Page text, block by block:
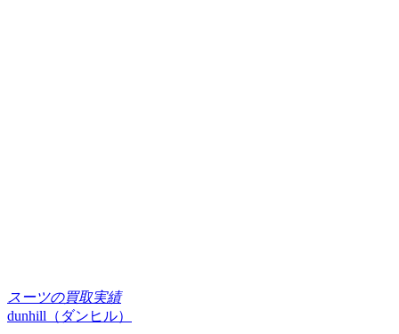
スーツの買取実績
dunhill（ダンヒル）